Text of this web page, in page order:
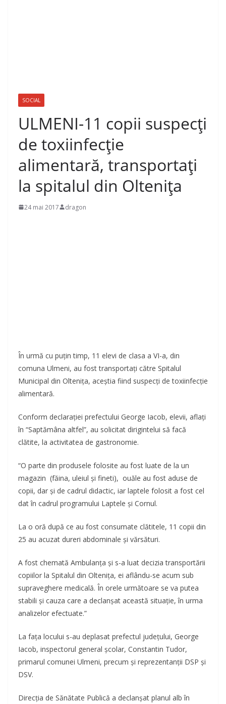
SOCIAL
ULMENI-11 copii suspecți
de toxiinfecție
alimentară, transportați
la spitalul din Oltenița
24 mai 2017 dragon
În urmă cu puțin timp, 11 elevi de clasa a VI-a, din
comuna Ulmeni, au fost transportați către Spitalul
Municipal din Oltenița, aceștia fiind suspecți de toxiinfecție
alimentară.
Conform declarației prefectului George Iacob, elevii, aflați
în “Saptămâna altfel”, au solicitat dirigintelui să facă
clătite, la activitatea de gastronomie.
“O parte din produsele folosite au fost luate de la un
magazin (făina, uleiul și fineti), ouăle au fost aduse de
copii, dar și de cadrul didactic, iar laptele folosit a fost cel
dat în cadrul programului Laptele și Cornul.
La o oră după ce au fost consumate clătitele, 11 copii din
25 au acuzat dureri abdominale și vărsături.
A fost chemată Ambulanța și s-a luat decizia transportării
copiilor la Spitalul din Oltenița, ei aflându-se acum sub
supraveghere medicală. În orele următoare se va putea
stabili și cauza care a declanșat această situație, în urma
analizelor efectuate.”
La fața locului s-au deplasat prefectul județului, George
Iacob, inspectorul general școlar, Constantin Tudor,
primarul comunei Ulmeni, precum și reprezentanții DSP și
DSV.
Direcția de Sănătate Publică a declanșat planul alb în